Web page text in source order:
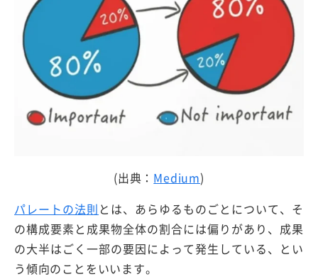
(出典： Medium)
パレートの法則 とは、あらゆるものごとについて、そ
の構成要素と成果物全体の割合には偏りがあり、成果
の大半はごく一部の要因によって発生している、とい
う傾向のことをいいます。